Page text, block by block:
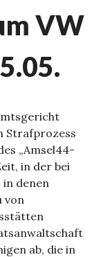
VW
Strafprozess
„Amsel44-
in der bei
in denen
von
ab, die in